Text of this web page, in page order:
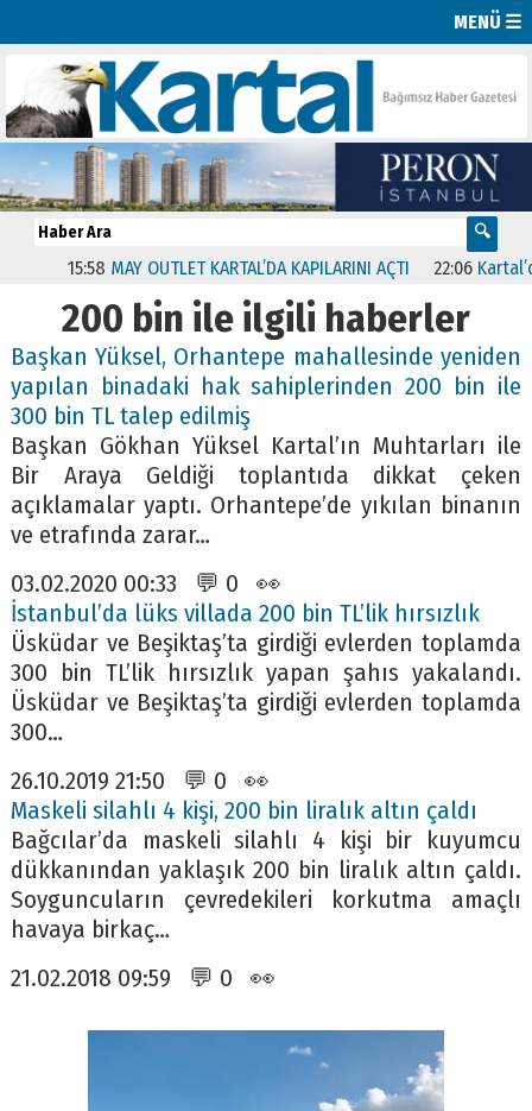
MENÜ ☰
15:58 MAY OUTLET KARTAL’DA KAPILARINI AÇTI 22:06 Kartal’da
200 bin ile ilgili haberler
Başkan Yüksel, Orhantepe mahallesinde yeniden
yapılan binadaki hak sahiplerinden 200 bin ile
300 bin TL talep edilmiş
Başkan Gökhan Yüksel Kartal’ın Muhtarları ile
Bir Araya Geldiği toplantıda dikkat çeken
açıklamalar yaptı. Orhantepe’de yıkılan binanın
ve etrafında zarar…
03.02.2020 00:33 💬 0 👀
İstanbul’da lüks villada 200 bin TL’lik hırsızlık
Üsküdar ve Beşiktaş’ta girdiği evlerden toplamda
300 bin TL’lik hırsızlık yapan şahıs yakalandı.
Üsküdar ve Beşiktaş’ta girdiği evlerden toplamda
300…
26.10.2019 21:50 💬 0 👀
Maskeli silahlı 4 kişi, 200 bin liralık altın çaldı
Bağcılar’da maskeli silahlı 4 kişi bir kuyumcu
dükkanından yaklaşık 200 bin liralık altın çaldı.
Soyguncuların çevredekileri korkutma amaçlı
havaya birkaç…
21.02.2018 09:59 💬 0 👀